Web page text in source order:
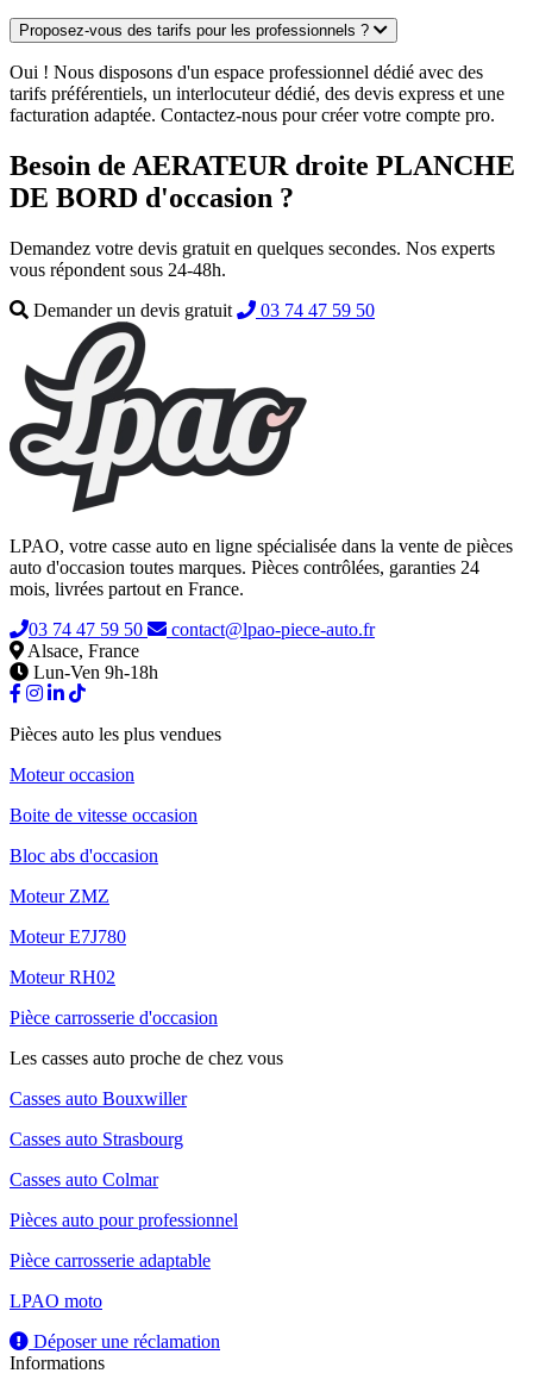
Proposez-vous des tarifs pour les professionnels ?
Oui ! Nous disposons d'un espace professionnel dédié avec des
tarifs préférentiels, un interlocuteur dédié, des devis express et une
facturation adaptée. Contactez-nous pour créer votre compte pro.
Besoin de AERATEUR droite PLANCHE
DE BORD d'occasion ?
Demandez votre devis gratuit en quelques secondes. Nos experts
vous répondent sous 24-48h.
Demander un devis gratuit
03 74 47 59 50
LPAO, votre casse auto en ligne spécialisée dans la vente de pièces
auto d'occasion toutes marques. Pièces contrôlées, garanties 24
mois, livrées partout en France.
03 74 47 59 50
contact@lpao-piece-auto.fr
Alsace, France
Lun-Ven 9h-18h
Pièces auto les plus vendues
Moteur occasion
Boite de vitesse occasion
Bloc abs d'occasion
Moteur ZMZ
Moteur E7J780
Moteur RH02
Pièce carrosserie d'occasion
Les casses auto proche de chez vous
Casses auto Bouxwiller
Casses auto Strasbourg
Casses auto Colmar
Pièces auto pour professionnel
Pièce carrosserie adaptable
LPAO moto
Déposer une réclamation
Informations